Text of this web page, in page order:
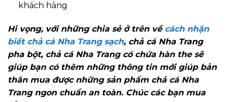
khách hàng
Hi vọng, với những chia sẻ ở trên vềcách nhận
biết chả cá Nha Trang sạch, chả cá Nha Trang
pha bột, chả cá Nha Trang có chứa hàn the sẽ
giúp bạn có thêm những thông tin mới giúp bản
thân mua được những sản phẩm chả cá Nha
Trang ngon chuẩn an toàn. Chúc các bạn mua